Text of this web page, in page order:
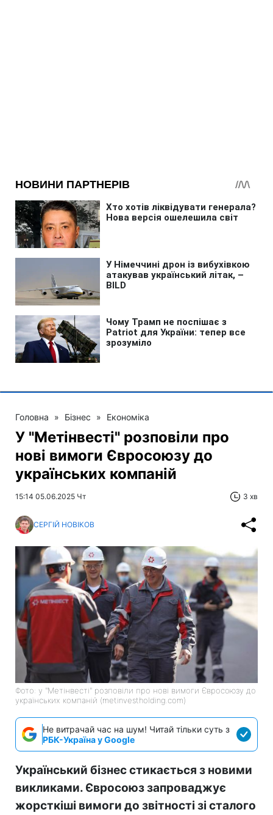
Головна » Бізнес » Економіка
У "Метінвесті" розповіли про
нові вимоги Євросоюзу до
українських компаній
15:14 05.06.2025 Чт 3 хв
СЕРГІЙ НОВІКОВ
Фото: у "Метінвесті" розповіли про нові вимоги Євросоюзу до
українських компаній (metinvestholding.com)
Не витрачай час на шум! Читай тільки суть з
РБК-Україна у Google
Український бізнес стикається з новими
викликами. Євросоюз запроваджує
жорсткіші вимоги до звітності зі сталого